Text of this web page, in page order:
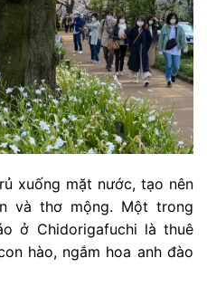
xuống mặt nước, tạo nên
và thơ mộng. Một trong
ở Chidorigafuchi là thuê
hào, ngắm hoa anh đào